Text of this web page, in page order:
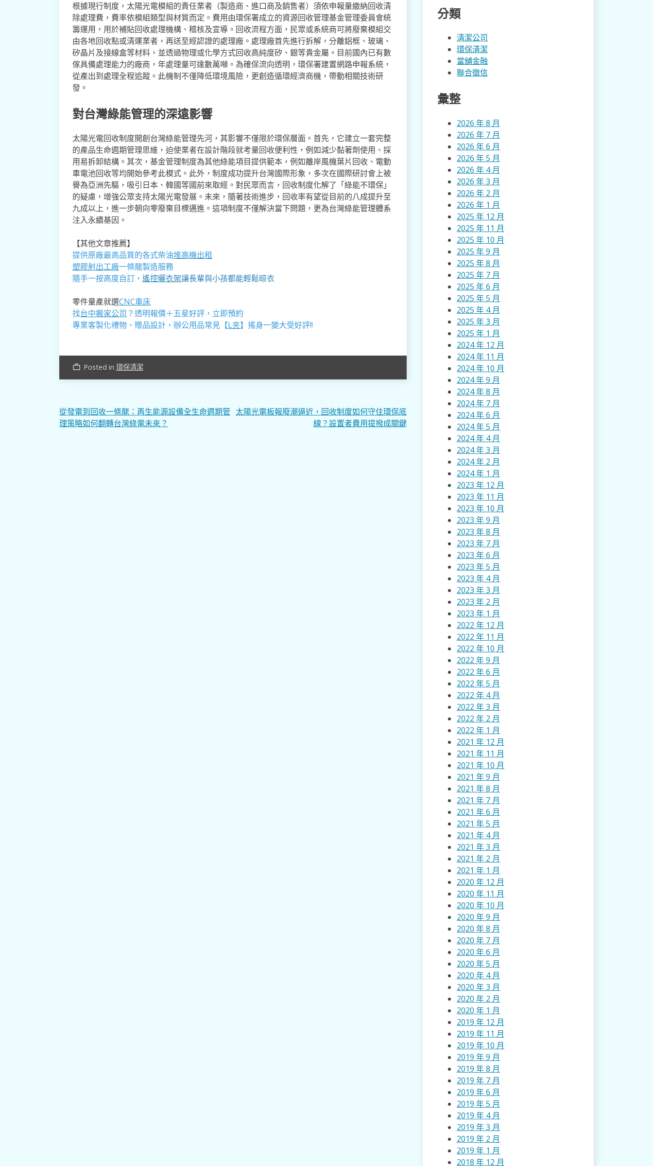
根據現行制度，太陽光電模組的責任業者（製造商、進口商及銷售者）須依申報量繳納回收清
除處理費，費率依模組類型與材質而定。費用由環保署成立的資源回收管理基金管理委員會統
籌運用，用於補貼回收處理機構、稽核及宣導。回收流程方面，民眾或系統商可將廢棄模組交
由各地回收點或清運業者，再送至經認證的處理廠。處理廠首先進行拆解，分離鋁框、玻璃、
矽晶片及接線盒等材料，並透過物理或化學方式回收高純度矽、銀等貴金屬。目前國內已有數
傢具備處理能力的廠商，年處理量可達數萬噸。為確保流向透明，環保署建置網路申報系統，
從產出到處理全程追蹤。此機制不僅降低環境風險，更創造循環經濟商機，帶動相關技術研
發。
對台灣綠能管理的深遠影響
太陽光電回收制度開創台灣綠能管理先河，其影響不僅限於環保層面。首先，它建立一套完整
的產品生命週期管理思維，迫使業者在設計階段就考量回收便利性，例如減少黏著劑使用、採
用易拆卸結構。其次，基金管理制度為其他綠能項目提供範本，例如離岸風機葉片回收、電動
車電池回收等均開始參考此模式。此外，制度成功提升台灣國際形象，多次在國際研討會上被
譽為亞洲先驅，吸引日本、韓國等國前來取經。對民眾而言，回收制度化解了「綠能不環保」
的疑慮，增強公眾支持太陽光電發展。未來，隨著技術進步，回收率有望從目前的八成提升至
九成以上，進一步朝向零廢棄目標邁進。這項制度不僅解決當下問題，更為台灣綠能管理體系
注入永續基因。
【其他文章推薦】
提供原廠最高品質的各式柴油堆高機出租
塑膠射出工廠一條龍製造服務
隨手一按高度自訂， 遙控曬衣架讓長輩與小孩都能輕鬆晾衣
零件量產就選CNC車床
找台中搬家公司 ？透明報價＋五星好評，立即預約
專業客製化禮物、贈品設計，辦公用品常見【L夾】搖身一變大受好評!!
work_outline Posted in 環保清潔
文
章
從發電到回收一條龍：再生能源設備全生命週期管
理策略如何翻轉台灣綠電未來？
太陽光電板報廢潮逼近，回收制度如何守住環保底
線？設置者費用提撥成關鍵
分類
清潔公司
環保清潔
當舖金融
聯合徵信
彙整
2026 年 8 月
2026 年 7 月
2026 年 6 月
2026 年 5 月
2026 年 4 月
2026 年 3 月
2026 年 2 月
2026 年 1 月
2025 年 12 月
2025 年 11 月
2025 年 10 月
2025 年 9 月
2025 年 8 月
2025 年 7 月
2025 年 6 月
2025 年 5 月
2025 年 4 月
2025 年 3 月
2025 年 1 月
2024 年 12 月
2024 年 11 月
2024 年 10 月
2024 年 9 月
2024 年 8 月
2024 年 7 月
2024 年 6 月
2024 年 5 月
2024 年 4 月
2024 年 3 月
2024 年 2 月
2024 年 1 月
2023 年 12 月
2023 年 11 月
2023 年 10 月
2023 年 9 月
2023 年 8 月
2023 年 7 月
2023 年 6 月
2023 年 5 月
2023 年 4 月
2023 年 3 月
2023 年 2 月
2023 年 1 月
2022 年 12 月
2022 年 11 月
2022 年 10 月
2022 年 9 月
2022 年 6 月
2022 年 5 月
2022 年 4 月
2022 年 3 月
2022 年 2 月
2022 年 1 月
2021 年 12 月
2021 年 11 月
2021 年 10 月
2021 年 9 月
2021 年 8 月
2021 年 7 月
2021 年 6 月
2021 年 5 月
2021 年 4 月
2021 年 3 月
2021 年 2 月
2021 年 1 月
2020 年 12 月
2020 年 11 月
2020 年 10 月
2020 年 9 月
2020 年 8 月
2020 年 7 月
2020 年 6 月
2020 年 5 月
2020 年 4 月
2020 年 3 月
2020 年 2 月
2020 年 1 月
2019 年 12 月
2019 年 11 月
2019 年 10 月
2019 年 9 月
2019 年 8 月
2019 年 7 月
2019 年 6 月
2019 年 5 月
2019 年 4 月
2019 年 3 月
2019 年 2 月
2019 年 1 月
2018 年 12 月